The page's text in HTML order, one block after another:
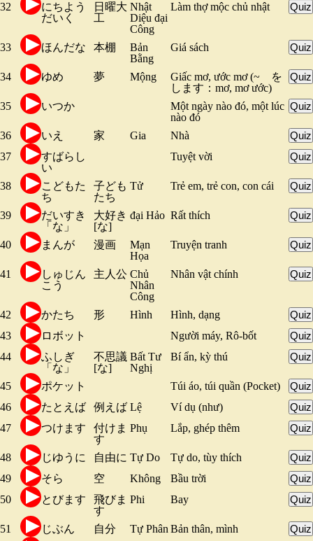
32
にちよう
だいく
日曜大
工
Nhật
Diệu đại
Công
Làm thợ mộc chủ nhật Quiz
33 ほんだな 本棚
Bản
Bằng
Giá sách Quiz
34 ゆめ 夢 Mộng
Giấc mơ, ước mơ (~ を
します：mơ, mơ ước)
Quiz
35 いつか
Một ngày nào đó, một lúc
nào đó
Quiz
36 いえ 家 Gia Nhà
Quiz
37
すばらし
い
Tuyệt vời Quiz
38
こどもた
ち
子ども
たち
Tử Trẻ em, trẻ con, con cái Quiz
39
だいすき
「な」
大好き
[な]
đại Hảo Rất thích Quiz
40 まんが 漫画
Mạn
Họa
Truyện tranh Quiz
41
しゅじん
こう
主人公 Chủ
Nhân
Công
Nhân vật chính Quiz
42 かたち 形 Hình Hình, dạng
Quiz
43
ロボット Người máy, Rô-bốt
Quiz
44
ふしぎ
「な」
不思議
[な]
Bất Tư
Nghị
Bí ẩn, kỳ thú Quiz
45 ポケット Túi áo, túi quần (Pocket)
Quiz
46
たとえば 例えば Lệ Ví dụ (như)
Quiz
47
つけます
付けま
す
Phụ Lắp, ghép thêm Quiz
48 じゆうに 自由に Tự Do Tự do, tùy thích
Quiz
49
そら 空 Không Bầu trời
Quiz
50
とびます
飛びま
す
Phi Bay Quiz
51 じぶん 自分 Tự Phân Bản thân, mình Quiz